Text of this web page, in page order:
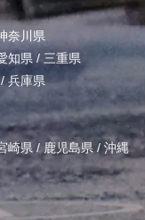
奈川県
知県 / 三重県
/兵庫県
崎県 /鹿児島県 / 沖縄